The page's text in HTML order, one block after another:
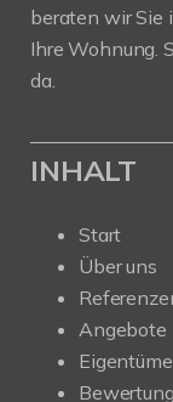
beraten wir Sie
Ihre Wohnung.
da.
INHALT
Start
Über uns
Angebote
Bewertung